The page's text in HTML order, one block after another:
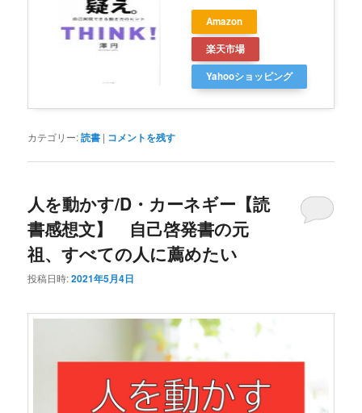
Amazon
楽天市場
Yahooショッピング
カテゴリー:読書 | コメントを残す
人を動かす/D・カーネギー【読
書感想文】 自己啓発書の元
祖、すべての人に薦めたい
投稿日時:2021年5月4日